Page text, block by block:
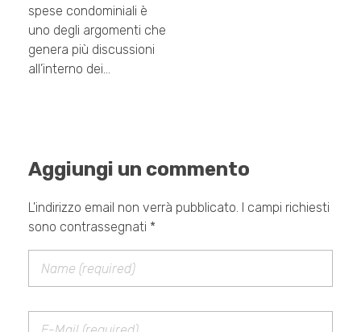
spese condominiali è
uno degli argomenti che
genera più discussioni
all’interno dei…
Aggiungi un commento
L'indirizzo email non verrà pubblicato. I campi richiesti
sono contrassegnati *